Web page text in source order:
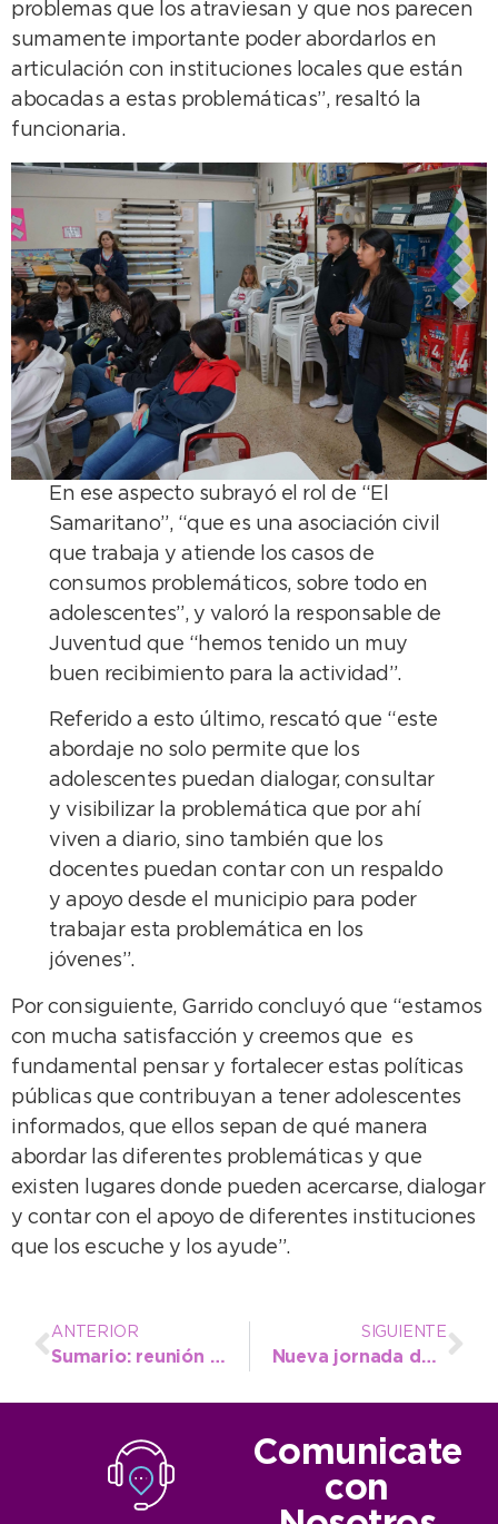
problemas que los atraviesan y que nos parecen
sumamente importante poder abordarlos en
articulación con instituciones locales que están
abocadas a estas problemáticas”, resaltó la
funcionaria.
En ese aspecto subrayó el rol de “El
Samaritano”, “que es una asociación civil
que trabaja y atiende los casos de
consumos problemáticos, sobre todo en
adolescentes”, y valoró la responsable de
Juventud que “hemos tenido un muy
buen recibimiento para la actividad”.
Referido a esto último, rescató que “este
abordaje no solo permite que los
adolescentes puedan dialogar, consultar
y visibilizar la problemática que por ahí
viven a diario, sino también que los
docentes puedan contar con un respaldo
y apoyo desde el municipio para poder
trabajar esta problemática en los
jóvenes”.
Por consiguiente, Garrido concluyó que “estamos
con mucha satisfacción y creemos que es
fundamental pensar y fortalecer estas políticas
públicas que contribuyan a tener adolescentes
informados, que ellos sepan de qué manera
abordar las diferentes problemáticas y que
existen lugares donde pueden acercarse, dialogar
y contar con el apoyo de diferentes instituciones
que los escuche y los ayude”.
ANTERIOR
Sumario: reunión de la Secretaria de Salud y personal del área de Legales con concejales
SIGUIENTE
Nueva jornada de castración masiva y gratuita de mascotas, otra vez en Quequén
Comunicate
con